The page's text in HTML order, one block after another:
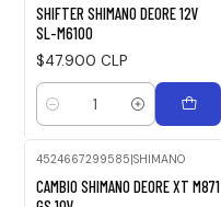
SHIFTER SHIMANO DEORE 12V
SL-M6100
$47.900 CLP
Cantidad
-10%
OFF
4524667299585|SHIMANO
CAMBIO SHIMANO DEORE XT M871